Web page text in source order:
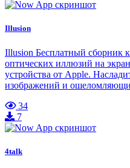
Illusion
Illusion Бесплатный сборник
оптических иллюзий на
устройства от Apple.
изображений и
34
7
4talk